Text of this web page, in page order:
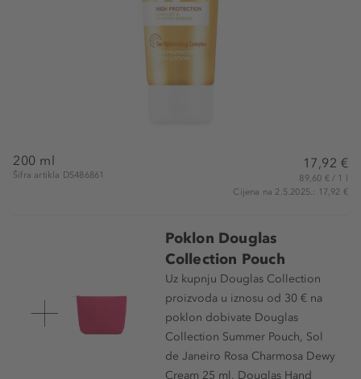
200 ml
Šifra artikla DS486861
17,92 €
89,60 € / 1 l
Cijena na 2.5.2025.: 17,92 €
Poklon Douglas
Collection Pouch
Uz kupnju Douglas Collection
proizvoda u iznosu od 30 € na
poklon dobivate Douglas
Collection Summer Pouch, Sol
de Janeiro Rosa Charmosa Dewy
Cream 25 ml, Douglas Hand